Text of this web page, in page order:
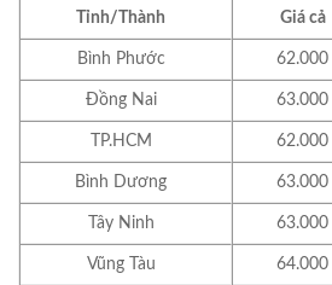
Tỉnh/Thành Giá cả
Bình Phước 62.000
Đồng Nai 63.000
TP.HCM 62.000
Bình Dương 63.000
Tây Ninh 63.000
Vũng Tàu 64.000